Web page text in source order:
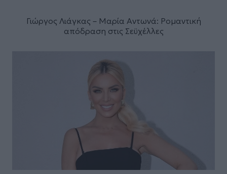
Γιώργος Λιάγκας – Μαρία Αντωνά: Ρομαντική
απόδραση στις Σεϋχέλλες